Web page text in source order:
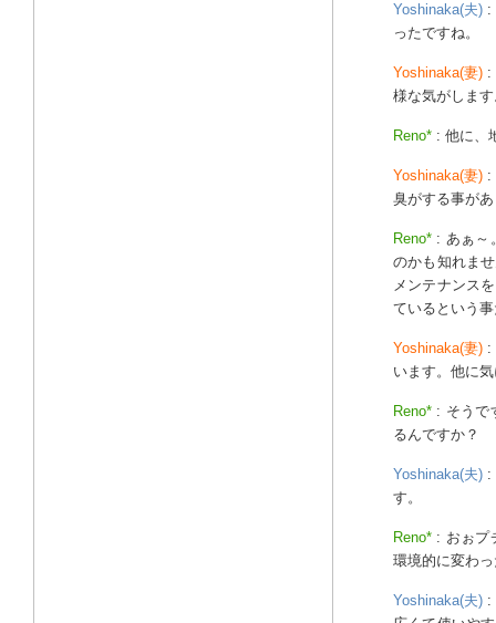
Yoshinaka(夫) :
ったですね。
Yoshinaka(妻) :
様な気がしま
Reno* : 他に、
Yoshinaka(妻) :
臭がする事が
Reno* : あぁ～
のかも知れま
メンテナンス
ているという
Yoshinaka(妻) :
います。他に
Reno* : そうで
るんですか？
Yoshinaka(夫) :
す。
Reno* : おぉプ
環境的に変わ
Yoshinaka(夫) :